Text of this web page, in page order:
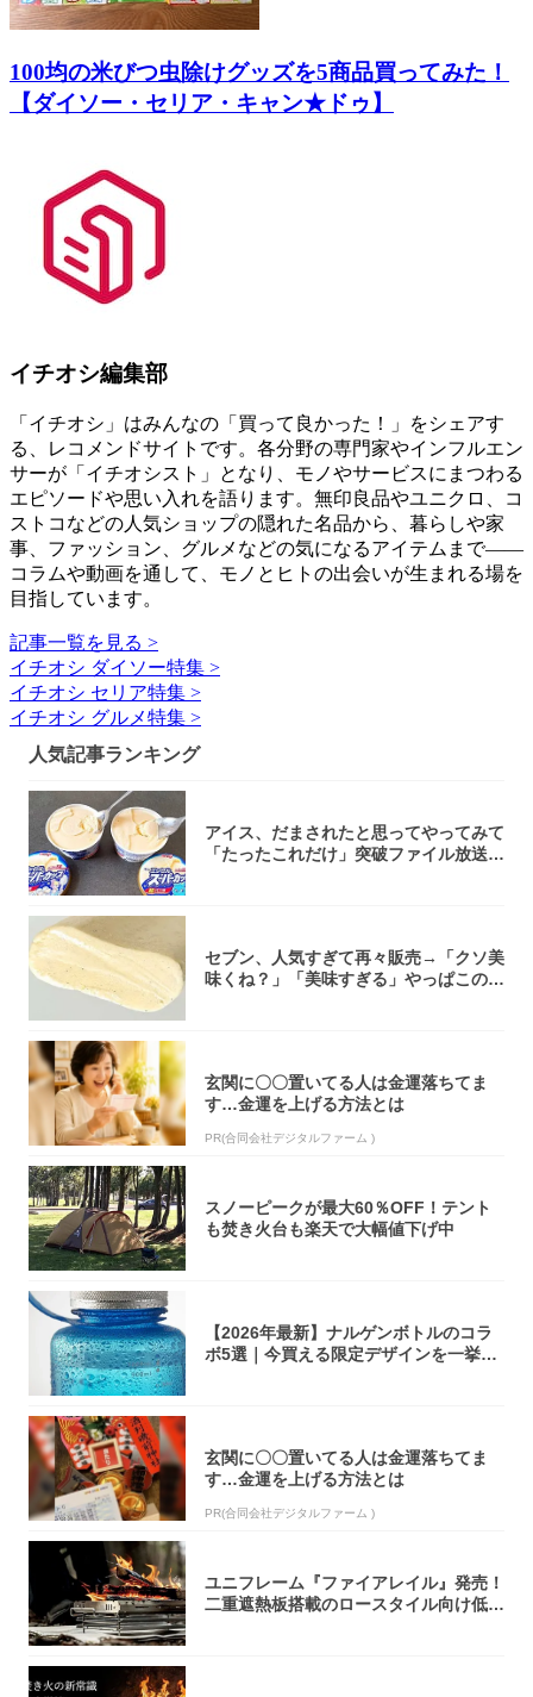
100均の米びつ虫除けグッズを5商品買ってみた！
【ダイソー・セリア・キャン★ドゥ】
イチオシ編集部
「イチオシ」はみんなの「買って良かった！」をシェアす
る、レコメンドサイトです。各分野の専門家やインフルエン
サーが「イチオシスト」となり、モノやサービスにまつわる
エピソードや思い入れを語ります。無印良品やユニクロ、コ
ストコなどの人気ショップの隠れた名品から、暮らしや家
事、ファッション、グルメなどの気になるアイテムまで――
コラムや動画を通して、モノとヒトの出会いが生まれる場を
目指しています。
記事一覧を見る >
イチオシ ダイソー特集 >
イチオシ セリア特集 >
イチオシ グルメ特集 >
人気記事ランキング
アイス、だまされたと思ってやってみて
「たったこれだけ」突破ファイル放送で
セブン、人気すぎて再々販売→「クソ美
味くね？」「美味すぎる」やっぱこのク
玄関に〇〇置いてる人は金運落ちてま
す…金運を上げる方法とは
PR(合同会社デジタルファーム )
スノーピークが最大60％OFF！テント
も焚き火台も楽天で大幅値下げ中
【2026年最新】ナルゲンボトルのコラ
ボ5選｜今買える限定デザインを一挙紹
玄関に〇〇置いてる人は金運落ちてま
す…金運を上げる方法とは
PR(合同会社デジタルファーム )
ユニフレーム『ファイアレイル』発売！
二重遮熱板搭載のロースタイル向け低型